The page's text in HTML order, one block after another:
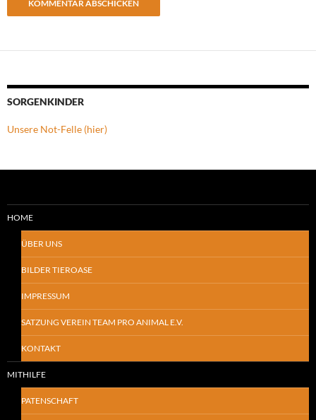
SORGENKINDER
Unsere Not-Felle (hier)
HOME
ÜBER UNS
BILDER TIEROASE
IMPRESSUM
SATZUNG VEREIN TEAM PRO ANIMAL E.V.
KONTAKT
MITHILFE
PATENSCHAFT